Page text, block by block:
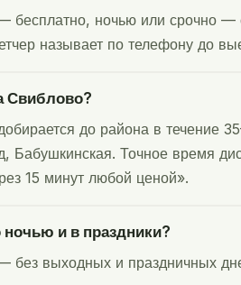
ночью или срочно —
называет по телефону до
Свиблово?
до района в течение
Бабушкинская. Точное время
15 минут любой ценой».
и в праздники?
без выходных и праздничных